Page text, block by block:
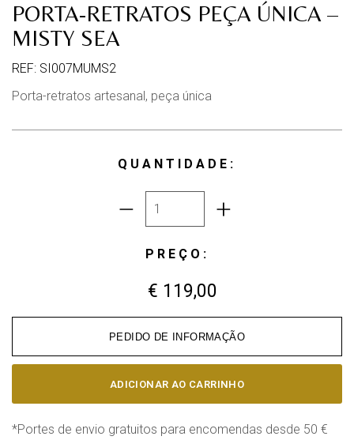
PORTA-RETRATOS PEÇA ÚNICA –
MISTY SEA
REF: SI007MUMS2
Porta-retratos artesanal, peça única
QUANTIDADE:
PREÇO:
€ 119,00
PEDIDO DE INFORMAÇÃO
ADICIONAR AO CARRINHO
*Portes de envio gratuitos para encomendas desde 50 €